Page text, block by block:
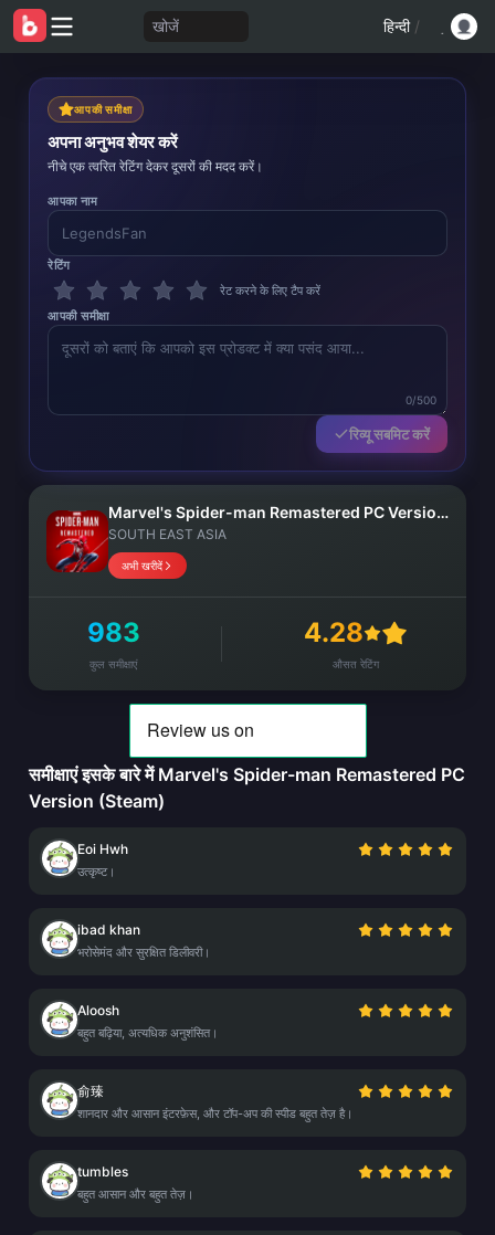
खोजें हिन्दी /
आपकी समीक्षा
अपना अनुभव शेयर करें
नीचे एक त्वरित रेटिंग देकर दूसरों की मदद करें।
आपका नाम
रेटिंग
रेट करने के लिए टैप करें
आपकी समीक्षा
0/500
रिव्यू सबमिट करें
Marvel's Spider-man Remastered PC Version (Steam)
SOUTH EAST ASIA
अभी खरीदें
983
कुल समीक्षाएं
4.28
औसत रेटिंग
समीक्षाएं इसके बारे में Marvel's Spider-man Remastered PC
Version (Steam)
Eoi Hwh
उत्कृष्ट।
ibad khan
भरोसेमंद और सुरक्षित डिलीवरी।
Aloosh
बहुत बढ़िया, अत्यधिक अनुशंसित।
俞臻
शानदार और आसान इंटरफ़ेस, और टॉप-अप की स्पीड बहुत तेज़ है।
tumbles
बहुत आसान और बहुत तेज़।